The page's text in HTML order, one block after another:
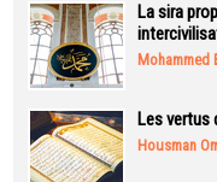
La sira
Mohammed
Les vertus
Housman